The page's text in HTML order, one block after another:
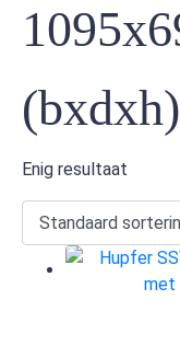
(bxdxh)
Enig resultaat